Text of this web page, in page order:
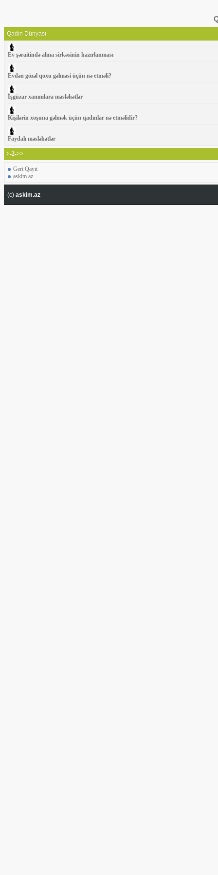
Qadın Dünyası
Ev şəraitində alma sirkəsinin hazırlanması
Evdən gözəl qoxu gəlməsi üçün nə etməli?
İşgüzar xanımlara məsləhətlər
Kişilərin xoşuna gəlmək üçün qadınlar nə etməlidir?
Faydalı məsləhətlər
>-2->>
Geri Qayıt
askim.az
(c) askim.az